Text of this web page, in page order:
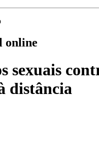
online
sexuais
distância